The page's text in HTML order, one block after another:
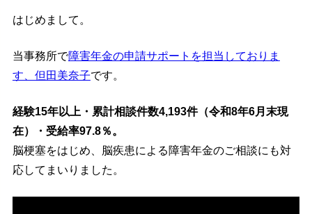
はじめまして。
当事務所で障害年金の申請サポートを担当しておりま
す、但田美奈子です。
経験15年以上・累計相談件数4,193件（令和8年6月末現
在）・受給率97.8％。
脳梗塞をはじめ、脳疾患による障害年金のご相談にも対
応してまいりました。